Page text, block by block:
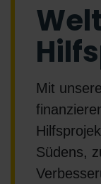
Mit
Südens,